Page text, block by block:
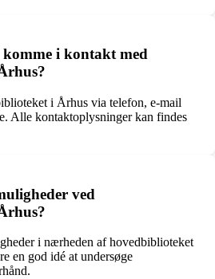
i kontakt med
i Århus via telefon, e-mail
Alle kontaktoplysninger kan findes
ved
i nærheden af hovedbiblioteket
en god idé at undersøge